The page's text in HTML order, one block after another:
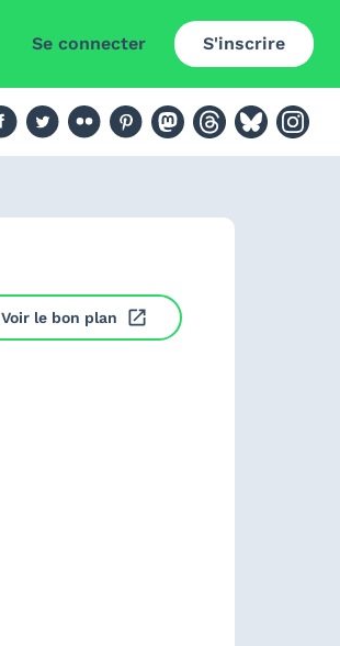
Se connecter S'inscrire
Voir le bon plan